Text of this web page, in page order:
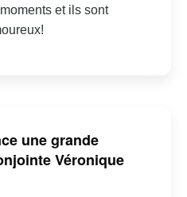
et ils sont
une grande
Véronique